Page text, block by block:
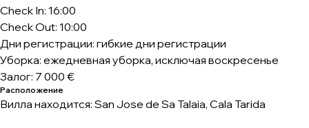
Check In: 16:00
Check Out: 10:00
Дни регистрации: гибкие дни регистрации
Уборка: ежедневная уборка, исключая воскресенье
Залог: 7 000 €
Расположение
Вилла находится: San Jose de Sa Talaia, Cala Tarida